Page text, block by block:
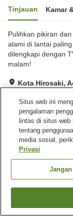
Tinjauan Kamar
Pulihkan pikiran
alami di lantai
dilengkapi dengan
malam!
Kota Hirosaki,
Hebat
Fasilitas properti
Tempat parkir
Beranda Jepang
Situs web ini
pengalaman
lintas di situs
tentang
media sosial,
Privasi